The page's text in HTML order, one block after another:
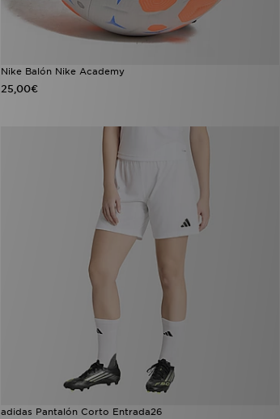
Nike Balón Nike Academy
25,00€
adidas Pantalón Corto Entrada26